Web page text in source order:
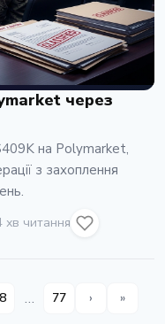
через
на Polymarket,
з захоплення
хв читання
… 77 › »